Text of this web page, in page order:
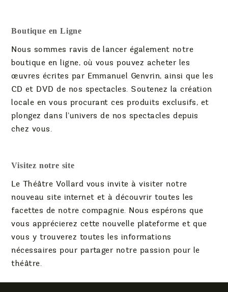
Boutique en Ligne
Nous sommes ravis de lancer également notre
boutique en ligne, où vous pouvez acheter les
œuvres écrites par Emmanuel Genvrin, ainsi que les
CD et DVD de nos spectacles. Soutenez la création
locale en vous procurant ces produits exclusifs, et
plongez dans l’univers de nos spectacles depuis
chez vous.
Visitez notre site
Le Théâtre Vollard vous invite à visiter notre
nouveau site internet et à découvrir toutes les
facettes de notre compagnie. Nous espérons que
vous apprécierez cette nouvelle plateforme et que
vous y trouverez toutes les informations
nécessaires pour partager notre passion pour le
théâtre.